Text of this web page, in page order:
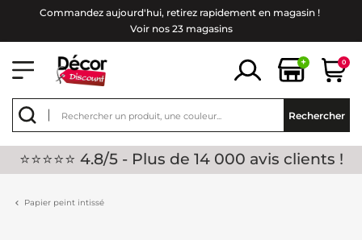
Commandez aujourd'hui, retirez rapidement en magasin !
Voir nos 23 magasins
+ 0
Rechercher
⭐⭐⭐⭐⭐ 4.8/5 - Plus de 14 000 avis clients !
Papier peint intissé